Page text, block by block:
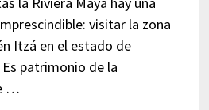
visitar la zona
Itzá en el estado de
patrimonio de la
…